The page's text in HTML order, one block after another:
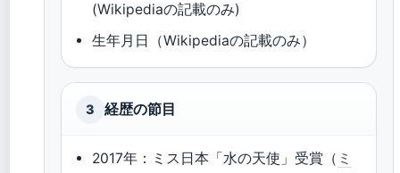
(Wikipediaの記載のみ)
生年月日（Wikipediaの記載のみ）
3 経歴の節目
2017年：ミス日本「水の天使」受賞（ ミ